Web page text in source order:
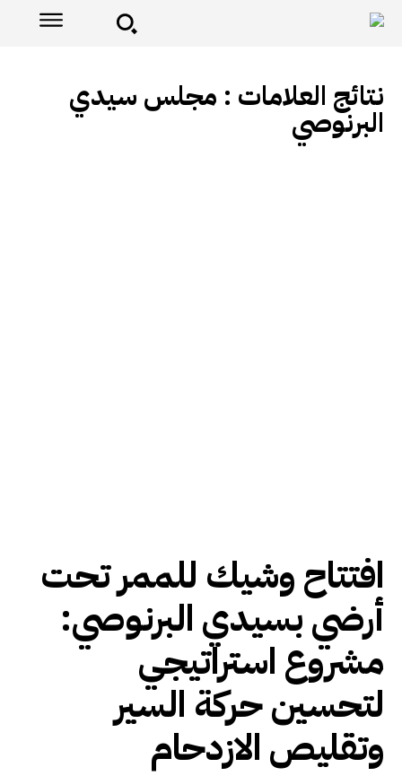
نتائج العلامات : مجلس سيدي
البرنوصي
افتتاح وشيك للممر تحت
أرضي بسيدي البرنوصي:
مشروع استراتيجي
لتحسين حركة السير
وتقليص الازدحام